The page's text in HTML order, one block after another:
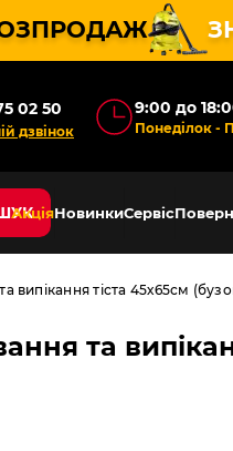
02 50
дзвінок
9:00 до
Понеділок -
АкціяНовинкиСервіс
тіста 45х65см
та